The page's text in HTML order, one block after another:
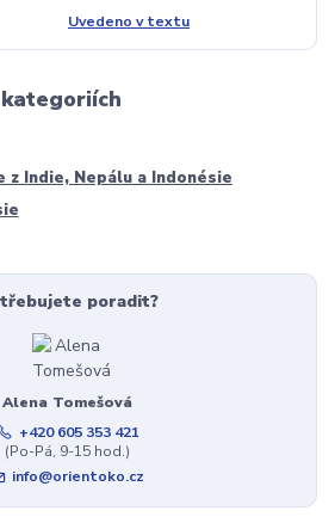
Uvedeno v textu
z Indie, Nepálu a Indonésie
poradit?
Alena Tomešová
+420 605 353 421
(Po-Pá, 9-15 hod.)
info@orientoko.cz